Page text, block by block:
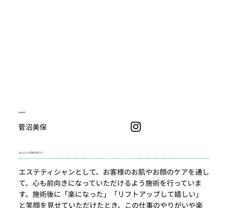
NAME
菅沼美保
あなたの活動内容は？
エステティシャンとして、お客様のお肌やお顔のケアを通し
て、心も前向きになっていただけるよう施術を行っていま
す。施術後に「楽になった」「リフトアップして嬉しい」
と笑顔を見せていただけたとき、この仕事のやりがいや楽